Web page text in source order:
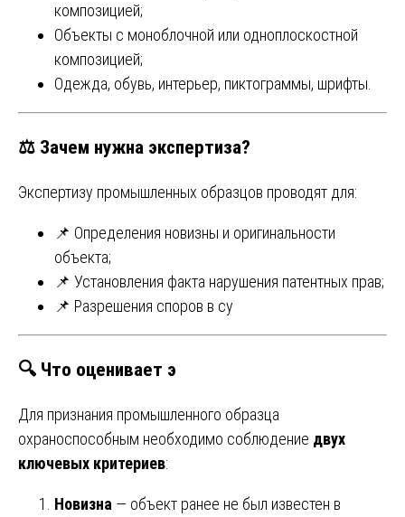
композицией;
Объекты с моноблочной или одноплоскостной
композицией;
Одежда, обувь, интерьер, пиктограммы, шрифты.
⚖️ Зачем нужна экспертиза?
Экспертизу промышленных образцов проводят для:
📌 Определения новизны и оригинальности
объекта;
📌 Установления факта нарушения патентных прав;
📌 Разрешения споров в су
🔍 Что оценивает э
Для признания промышленного образца
охраноспособным необходимо соблюдение двух
ключевых критериев:
Новизна — объект ранее не был известен в